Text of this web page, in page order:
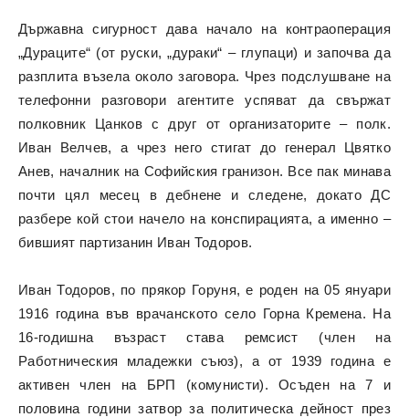
Държавна сигурност дава начало на контраоперация
„Дураците“ (от руски, „дураки“ – глупаци) и започва да
разплита възела около заговора. Чрез подслушване на
телефонни разговори агентите успяват да свържат
полковник Цанков с друг от организаторите – полк.
Иван Велчев, а чрез него стигат до генерал Цвятко
Анев, началник на Софийския гранизон. Все пак минава
почти цял месец в дебнене и следене, докато ДС
разбере кой стои начело на конспирацията, а именно –
бившият партизанин Иван Тодоров.
Иван Тодоров, по прякор Горуня, е роден на 05 януари
1916 година във врачанското село Горна Кремена. На
16-годишна възраст става ремсист (член на
Работническия младежки съюз), а от 1939 година е
активен член на БРП (комунисти). Осъден на 7 и
половина години затвор за политическа дейност през